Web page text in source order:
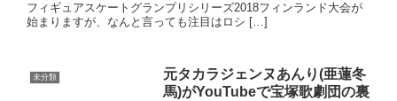
フィギュアスケートグランプリシリーズ2018フィンランド大会が
始まりますが、なんと言っても注目はロシ […]
未分類
元タカラジェンヌあんり(亜蓮冬
馬)がYouTubeで宝塚歌劇団の裏